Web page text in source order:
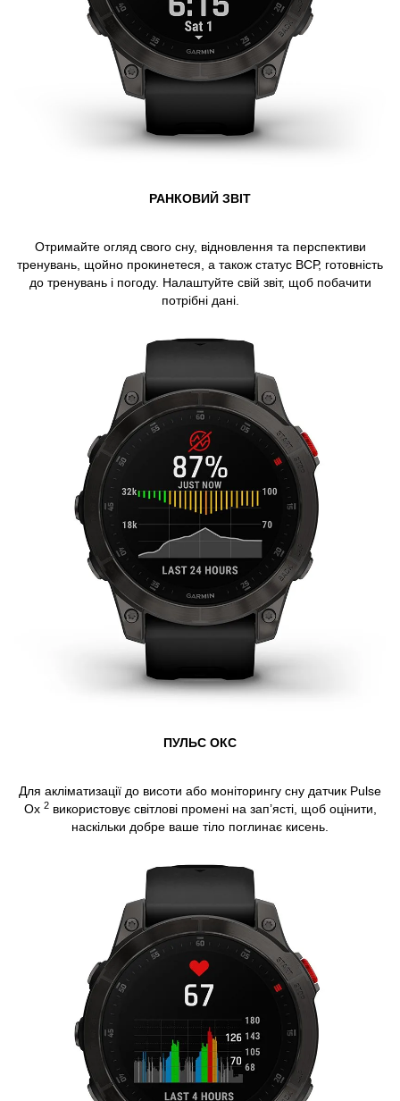
РАНКОВИЙ ЗВІТ
Отримайте огляд свого сну, відновлення та перспективи
тренувань, щойно прокинетеся, а також статус ВСР, готовність
до тренувань і погоду. Налаштуйте свій звіт, щоб побачити
потрібні дані.
ПУЛЬС ОКС
Для акліматизації до висоти або моніторингу сну датчик Pulse
Ox 2використовує світлові промені на зап’ясті, щоб оцінити,
наскільки добре ваше тіло поглинає кисень.